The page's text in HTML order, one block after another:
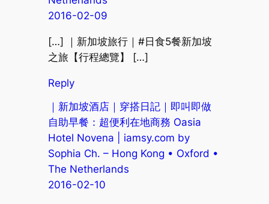
2016-02-09
[…] ｜新加坡旅行｜#日食5餐新加坡
之旅【行程總覽】 […]
Reply
｜新加坡酒店｜穿搭日記｜即叫即做
自助早餐：超便利在地商務 Oasia
Hotel Novena | iamsy.com by
Sophia Ch. – Hong Kong • Oxford •
The Netherlands
2016-02-10